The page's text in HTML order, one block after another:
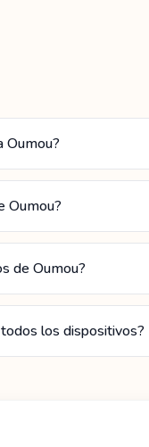
Oumou?
Oumou?
de Oumou?
los dispositivos?